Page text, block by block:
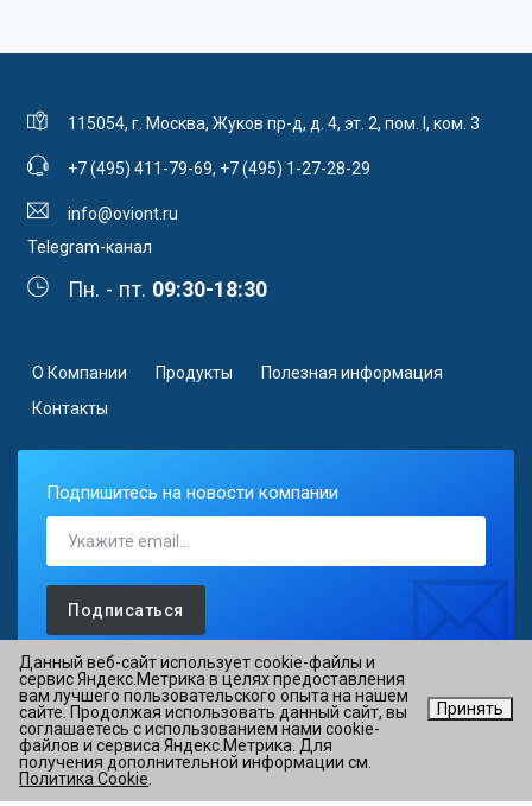
115054, г. Москва, Жуков пр-д, д. 4, эт. 2, пом. I, ком. 3
+7 (495) 411-79-69, +7 (495) 1-27-28-29
info@oviont.ru
Telegram-канал
Пн. - пт. 09:30-18:30
О Компании Продукты
Полезная информация
Контакты
Подпишитесь на новости компании
Подписаться
©2026 АО «ОВИОНТ ИНФОРМ» ИНН 7725088527 ОГРН
1027700076051
Политика в отношении обработки персональных данных
Данный веб-сайт использует cookie-файлы и
сервис Яндекс.Метрика в целях предоставления
вам лучшего пользовательского опыта на нашем
сайте. Продолжая использовать данный сайт, вы
соглашаетесь с использованием нами cookie-
файлов и сервиса Яндекс.Метрика. Для
получения дополнительной информации см.
Политика Cookie
Принять